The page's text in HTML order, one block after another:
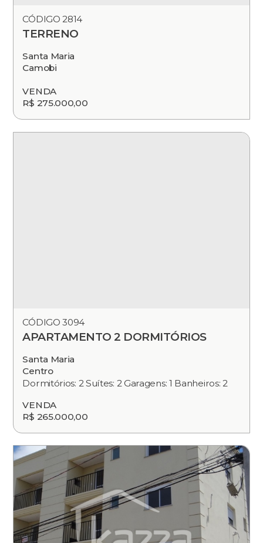
CÓDIGO 2814
TERRENO
Santa Maria
Camobi
VENDA
R$ 275.000,00
CÓDIGO 3094
APARTAMENTO 2 DORMITÓRIOS
Santa Maria
Centro
Dormitórios: 2 Suítes: 2 Garagens: 1 Banheiros: 2
VENDA
R$ 265.000,00